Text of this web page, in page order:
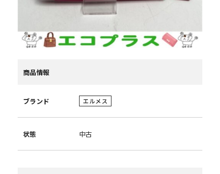
商品情報
ブランド エルメス
状態 中古